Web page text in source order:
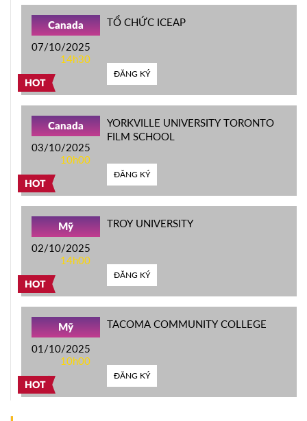
HOT
Canada
07/10/2025
14h30
TỔ CHỨC ICEAP
ĐĂNG KÝ
HOT
Canada
03/10/2025
10h00
YORKVILLE UNIVERSITY TORONTO
FILM SCHOOL
ĐĂNG KÝ
HOT
Mỹ
02/10/2025
14h00
TROY UNIVERSITY
ĐĂNG KÝ
HOT
Mỹ
01/10/2025
10h00
TACOMA COMMUNITY COLLEGE
ĐĂNG KÝ